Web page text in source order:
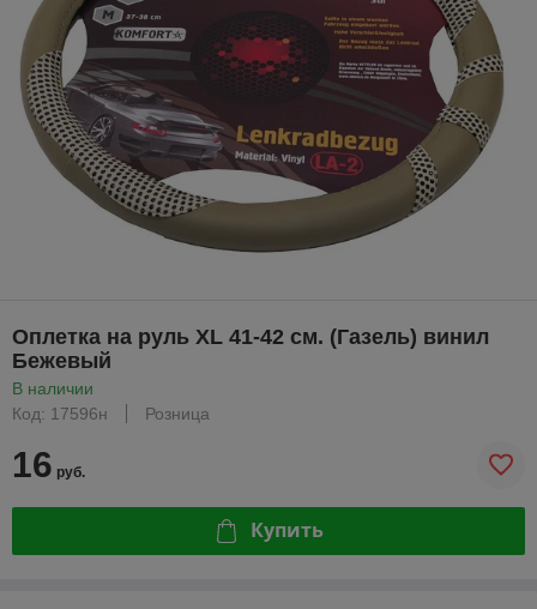
Оплетка на руль XL 41-42 см. (Газель) винил
Бежевый
В наличии
Код: 17596н
Розница
16 руб.
Купить